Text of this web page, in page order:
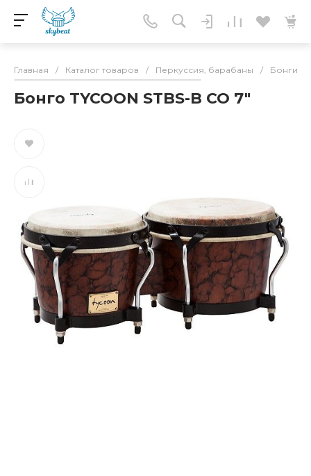
Главная / Каталог товаров / Перкуссия, барабаны / Бонги
Бонго TYCOON STBS-B CO 7"